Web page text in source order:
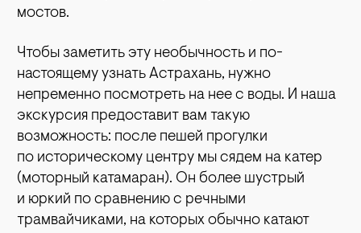
мостов.
Чтобы заметить эту необычность и по-
настоящему узнать Астрахань, нужно
непременно посмотреть на нее с воды. И наша
экскурсия предоставит вам такую
возможность: после пешей прогулки
по историческому центру мы сядем на катер
(моторный катамаран). Он более шустрый
и юркий по сравнению с речными
трамвайчиками, на которых обычно катают